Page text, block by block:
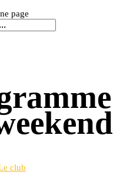
page
club